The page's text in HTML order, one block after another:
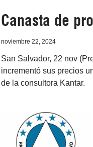
Canasta de
noviembre 22, 2024
San Salvador, 22 nov
incrementó sus precios
de la consultora Kantar.